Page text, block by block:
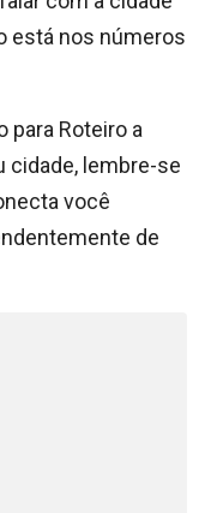
está nos números
para Roteiro a
cidade, lembre-se
você
de